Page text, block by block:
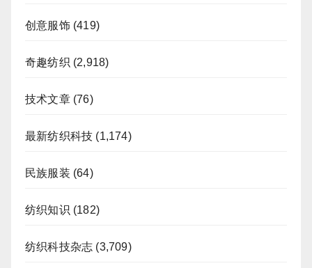
创意服饰(419)
奇趣纺织 (2,918)
技术文章(76)
最新纺织科技 (1,174)
民族服装 (64)
纺织知识 (182)
纺织科技杂志 (3,709)